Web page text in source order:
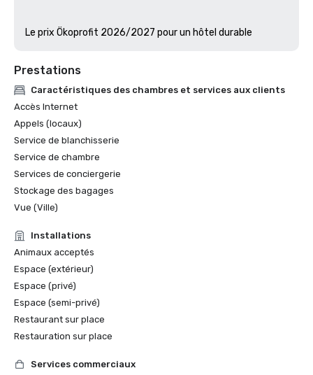
Le prix Ökoprofit 2026/2027 pour un hôtel durable
Prestations
Caractéristiques des chambres et services aux clients
Accès Internet
Appels (locaux)
Service de blanchisserie
Service de chambre
Services de conciergerie
Stockage des bagages
Vue (Ville)
Installations
Animaux acceptés
Espace (extérieur)
Espace (privé)
Espace (semi-privé)
Restaurant sur place
Restauration sur place
Services commerciaux